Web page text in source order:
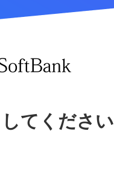
てください